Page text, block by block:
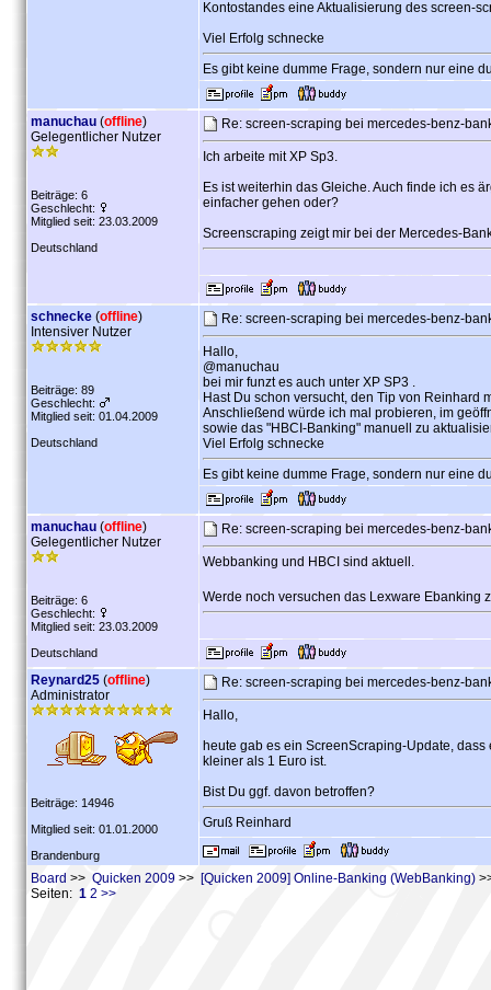
Kontostandes eine Aktualisierung des screen-
Viel Erfolg schnecke
Es gibt keine dumme Frage, sondern nur eine
manuchau (offline)
Gelegentlicher Nutzer
Beiträge: 6
Geschlecht:
Mitglied seit: 23.03.2009
Deutschland
Re: screen-scraping bei mercedes-benz-
Ich arbeite mit XP Sp3.
Es ist weiterhin das Gleiche. Auch finde ich es
einfacher gehen oder?
Screenscraping zeigt mir bei der Mercedes-
schnecke (offline)
Intensiver Nutzer
Beiträge: 89
Geschlecht:
Mitglied seit: 01.04.2009
Deutschland
Re: screen-scraping bei mercedes-benz-
Hallo,
@manuchau
bei mir funzt es auch unter XP SP3 .
Hast Du schon versucht, den Tip von Reinhard
Anschließend würde ich mal probieren, im
sowie das "HBCI-Banking" manuell zu
Viel Erfolg schnecke
Es gibt keine dumme Frage, sondern nur eine
manuchau (offline)
Gelegentlicher Nutzer
Beiträge: 6
Geschlecht:
Mitglied seit: 23.03.2009
Deutschland
Re: screen-scraping bei mercedes-benz-
Webbanking und HBCI sind aktuell.
Werde noch versuchen das Lexware Ebanking
Reynard25 (offline)
Administrator
Beiträge: 14946
Mitglied seit: 01.01.2000
Brandenburg
Re: screen-scraping bei mercedes-benz-
Hallo,
heute gab es ein ScreenScraping-Update,
kleiner als 1 Euro ist.
Bist Du ggf. davon betroffen?
Gruß Reinhard
Board >> Quicken 2009 >> [Quicken 2009] Online-Banking (WebBanking)
Seiten: 1 2 >>